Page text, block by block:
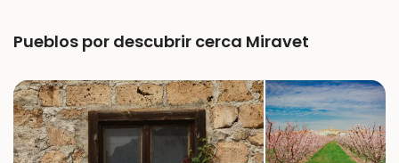
Pueblos por descubrir cerca Miravet